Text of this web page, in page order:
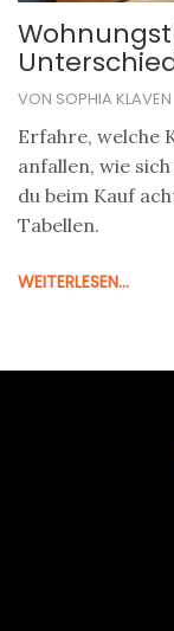
VON SOPHIA KLAVEN
Erfahre, welche
anfallen, wie
du beim Kauf
Tabellen.
WEITERLESEN...